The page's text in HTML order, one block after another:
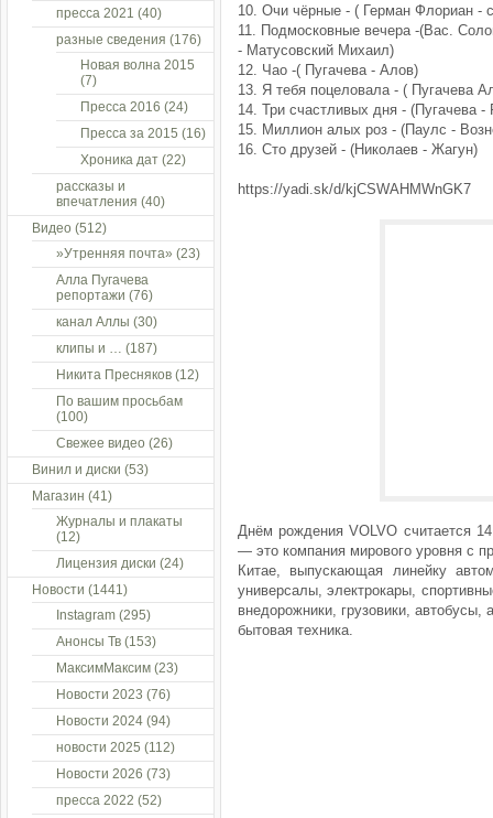
10. Очи чёрные - ( Герман Флориан -
11. Подмосковные вечера -(Вас.
- Матусовский Михаил)
12. Чао -( Пугачева - Алов)
13. Я тебя поцеловала - ( Пугачева
14. Три счастливых дня - (Пугачева -
15. Миллион алых роз - (Паулс -
16. Сто друзей - (Николаев - Жагун)
https://yadi.sk/d/kjCSWAHMWnGK7
Днём рождения VOLVO считается
— это компания мирового уровня с
Китае, выпускающая линейку
универсалы, электрокары,
внедорожники, грузовики, автобусы,
бытовая техника.
пресса 2021 (40)
разные сведения (176)
Новая волна 2015
(7)
Пресса 2016 (24)
Пресса за 2015 (16)
Хроника дат (22)
рассказы и
впечатления (40)
Видео (512)
»Утренняя почта» (23)
Алла Пугачева
репортажи (76)
канал Аллы (30)
клипы и … (187)
Никита Пресняков (12)
По вашим просьбам
(100)
Свежее видео (26)
Винил и диски (53)
Магазин (41)
Журналы и плакаты
(12)
Лицензия диски (24)
Новости (1441)
Instagram (295)
Анонсы Тв (153)
МаксимМаксим (23)
Новости 2023 (76)
Новости 2024 (94)
новости 2025 (112)
Новости 2026 (73)
пресса 2022 (52)